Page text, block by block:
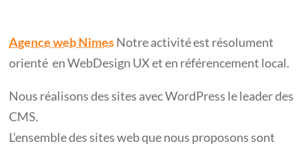
Agence web NimesNotre activité est résolument
orienté en WebDesign UX et en référencement local.
Nous réalisons des sites avec WordPress le leader des
CMS.
L’ensemble des sites web que nous proposons sont